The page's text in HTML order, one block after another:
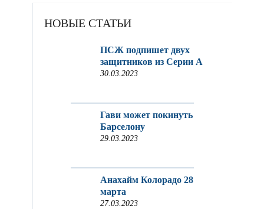
НОВЫЕ СТАТЬИ
ПСЖ подпишет двух
защитников из Серии A
30.03.2023
Гави может покинуть
Барселону
29.03.2023
Анахайм Колорадо 28
марта
27.03.2023